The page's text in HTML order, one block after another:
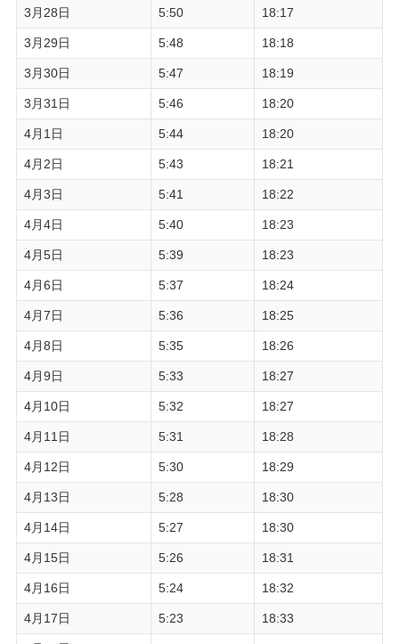
3月28日 5:50 18:17
3月29日 5:48 18:18
3月30日 5:47 18:19
3月31日 5:46 18:20
4月1日 5:44 18:20
4月2日 5:43 18:21
4月3日 5:41 18:22
4月4日 5:40 18:23
4月5日 5:39 18:23
4月6日 5:37 18:24
4月7日 5:36 18:25
4月8日 5:35 18:26
4月9日 5:33 18:27
4月10日 5:32 18:27
4月11日 5:31 18:28
4月12日 5:30 18:29
4月13日 5:28 18:30
4月14日 5:27 18:30
4月15日 5:26 18:31
4月16日 5:24 18:32
4月17日 5:23 18:33